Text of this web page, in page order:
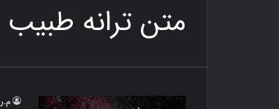
متن ترانه طبیب
م.ر